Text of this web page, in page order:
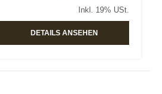
Inkl. 19% USt.
DETAILS ANSEHEN